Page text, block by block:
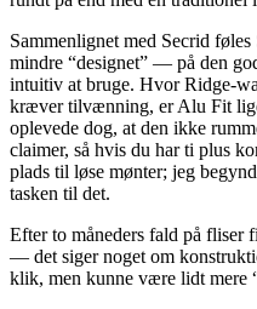
Sammenlignet med Secrid
mindre “designet” — på den
intuitiv at bruge. Hvor Ridge-
kræver tilvænning, er Alu Fit
oplevede dog, at den ikke
claim­er, så hvis du har ti plus
plads til løse mønter; jeg
tasken til det.
Efter to måneders fald på fliser
— det siger noget om
klik, men kunne være lidt mere